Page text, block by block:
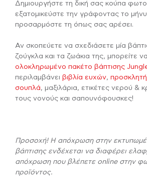
Δημιουργήστε τη δική σας κούπα
εξατομικεύστε την γράφοντας το
προσαρμόστε τη όπως σας αρέσει.
Αν σκοπεύετε να σχεδιάσετε μία
ζούγκλα και τα ζωάκια της, μπορείτε
ολοκληρωμένο πακέτο βάπτισης
περιλαμβάνει βιβλία ευχών,
σουπλά, μαξιλάρια, ετικέτες νερού &
τους νονούς και σαπουνόφουσκες!
Προσοχή! Η απόχρωση στην
βάπτισης ενδέχεται να διαφέρει
απόχρωση που βλέπετε online στην
προϊόντος.